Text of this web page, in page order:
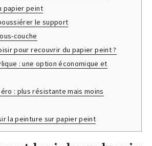
papier peint
le support
couche
pour recouvrir du papier peint ?
: une option économique et
: plus résistante mais moins
la peinture sur papier peint